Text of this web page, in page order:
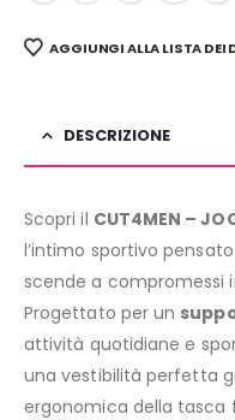
AGGIUNGI ALLA LISTA DEI
DESCRIZIONE
Scopri il CUT4MEN –
l’intimo sportivo
scende a compromessi
Progettato per un
attività quotidiane e
una vestibilità perfetta
ergonomica della tasca